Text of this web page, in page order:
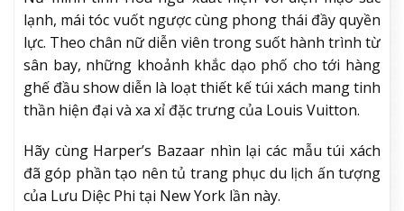
lạnh, mái tóc vuốt ngược cùng phong thái đầy quyền
lực. Theo chân nữ diễn viên trong suốt hành trình từ
sân bay, những khoảnh khắc dạo phố cho tới hàng
ghế đầu show diễn là loạt thiết kế túi xách mang tinh
thần hiện đại và xa xỉ đặc trưng của Louis Vuitton.
Hãy cùng Harper’s Bazaar nhìn lại các mẫu túi xách
đã góp phần tạo nên tủ trang phục du lịch ấn tượng
của Lưu Diệc Phi tại New York lần này.